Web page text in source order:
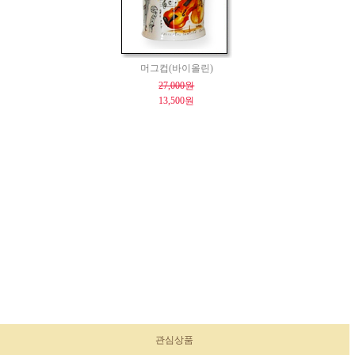
머그컵(바이올린)
27,000원
13,500원
관심상품